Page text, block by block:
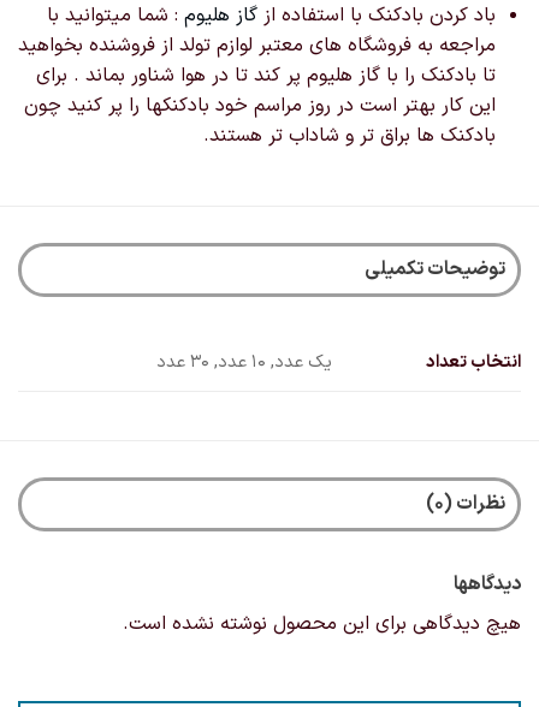
باد کردن بادکنک با استفاده از گاز هلیوم: شما میتوانید با
مراجعه به فروشگاه های معتبر لوازم تولد از فروشنده بخواهید
تا بادکنک را با گاز هلیوم پر کند تا در هوا شناور بماند . برای
این کار بهتر است در روز مراسم خود بادکنکها را پر کنید چون
بادکنک ها براق تر و شاداب تر هستند.
توضیحات تکمیلی
انتخاب تعداد یک عدد, 10 عدد, 30 عدد
نظرات (0)
دیدگاهها
هیچ دیدگاهی برای این محصول نوشته نشده است.